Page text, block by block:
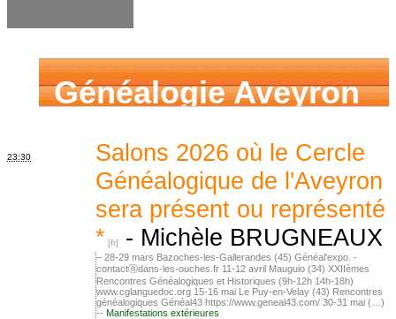
Généalogie Aveyron
23:30
Salons 2026 où le Cercle
Généalogique de l'Aveyron
sera présent ou représenté
*
- Michèle BRUGNEAUX
– 28-29 mars Bazoches-les-Gallerandes (45) Généal'expo. -
contactⓐdans-les-ouches.fr 11-12 avril Mauguio (34) XXIIèmes
Rencontres Généalogiques et Historiques (9h-12h 14h-18h)
www.cglanguedoc.org 15-16 mai Le Puy-en-Velay (43) Rencontres
généalogiques Généal43 https://www.geneal43.com/ 30-31 mai (…)
-- Manifestations extérieures